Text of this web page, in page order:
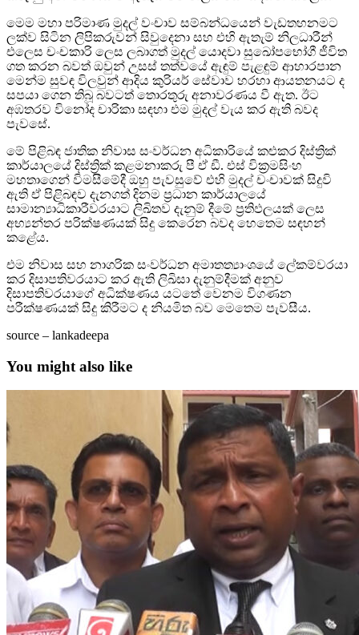
මෙම මහා පරිමාණ මුදල් වංචාව සම්බන්ධයෙන් වැඩතහනමට
ලක්ව සිටින ලිපිකරුවන් සිවුදෙනා සහ එහි ඇතැම් නිලධාරීන්
එලෙස චංචකාරි ලෙස ලබාගත් මුදල් යොදවා සුඛෝපභෝගී ජීවිත
ගත කරන බවත් ඔවුන් උසස් තත්වයේ ඇඳුම් පැළඳුම් ආහාරපාන
මෙන්ම සුවඳ විලවුන් ආදිය කුරියර් සේවාව හරහා ආයතනයට ද
සපයා ගෙන තිබූ බවටත් තොරතුරු අනාවරණය වී ඇත. ඊට
අඹතරව විනෝද චාරිකා සඳහා එම මුදල් වැය කර ඇති බවද
පැවසේ.
මේ පිළිබඳ ජාතික නිවාස සංවර්ධන අධිකාරියේ කළුකර දිස්ත්‍රික්
කාර්යාලයේ දිස්ත්‍රික් කළමනාකරු පී ඒ ඩී. එස් වික්‍රමසිංහ
මහතාගෙන් විමසීමේදී ඔහු පැවසුවේ එහි මුදල් චංචාවක් සිදුවි
ඇති ඒ පිළිබඳව දැනගත් දිනම ප්‍රධාන කාර්යාලයේ
සාමාන්‍යාධිකාරීවරයාට ලිඛිතව දැනුම් දීමේ ප්‍රතිඵලයක් ලෙස
අභ්‍යන්තර පරික්ෂණයක් සිදු කෙරෙන බවද හෙතෙම සඳහන්
කළේය.
එම නිවාස සහ නාගරික සංවර්ධන අමාතත්‍යාංශයේ ලේකම්වරයා
කර දිසාපතිවරයාට කර ඇති ලිඛිසා දැනුම්දීමක් අනුව
දිසාපතිවරයාගේ අධික්ෂණය යටතේ වෙනම විගණන
පරීක්ෂණයක් සිදු කිරීමට ද නියමිත බව මෙතෙම පැවසීය.
source – lankadeepa
You might also like